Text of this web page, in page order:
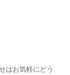
はお気軽にどう